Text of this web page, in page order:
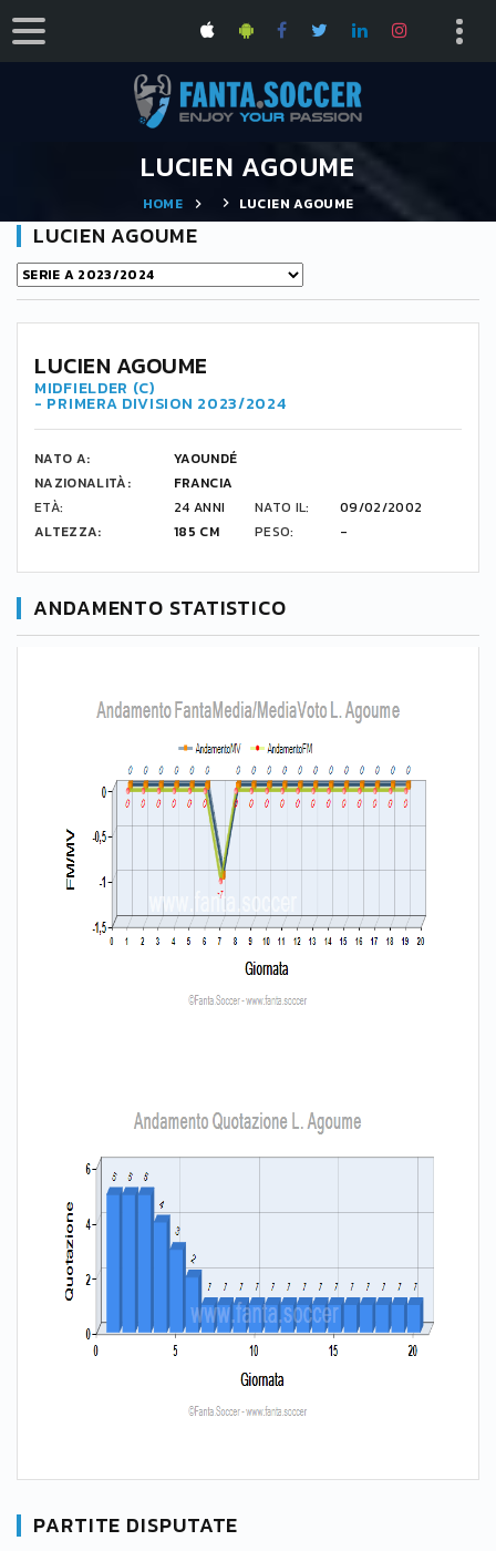
LUCIEN AGOUME
HOME LUCIEN AGOUME
LUCIEN AGOUME
42
LUCIEN AGOUME
MIDFIELDER (C)
- PRIMERA DIVISION 2023/2024
NATO A:
YAOUNDÉ
NAZIONALITÀ:
FRANCIA
ETÀ:
24 ANNI NATO IL:
09/02/2002
ALTEZZA:
185 CM PESO: -
ANDAMENTO STATISTICO
PARTITE DISPUTATE